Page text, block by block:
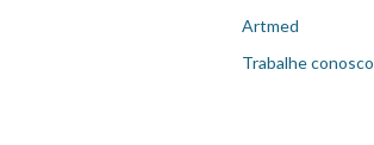
Artmed
Trabalhe conosco